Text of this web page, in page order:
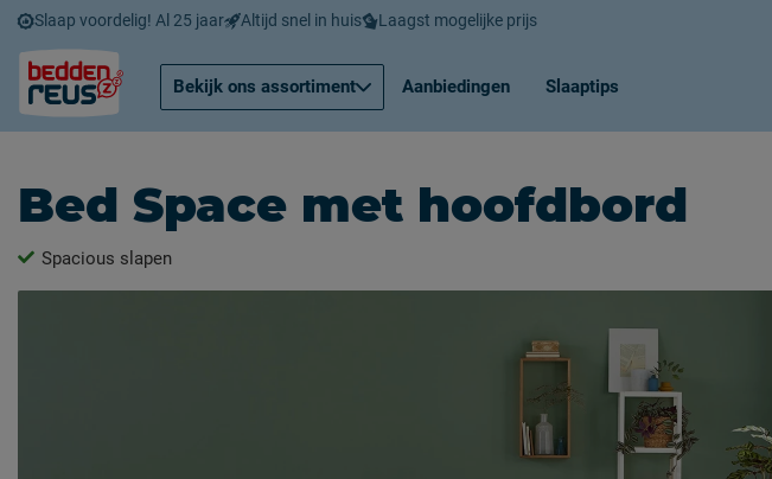
Slaap voordelig! Al 25 jaar Altijd snel in huis Laagst mogelijke prijs
Bekijk ons assortiment Aanbiedingen Slaaptips
Bed Space met hoofdbord
Spacious slapen